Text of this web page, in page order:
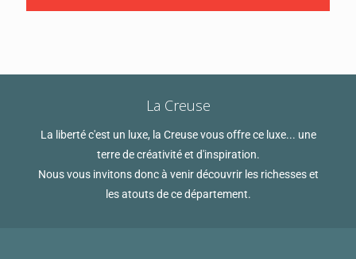
La Creuse
La liberté c'est un luxe, la Creuse vous offre ce luxe... une
terre de créativité et d'inspiration.
Nous vous invitons donc à venir découvrir les richesses et
les atouts de ce département.